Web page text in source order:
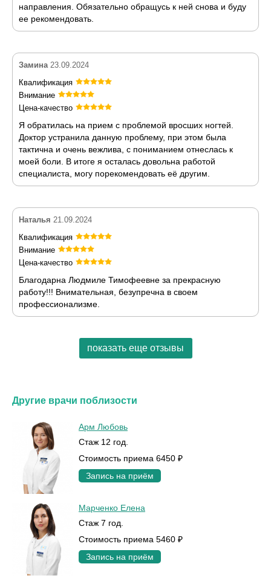
направления. Обязательно обращусь к ней снова и буду
ее рекомендовать.
Замина 23.09.2024
Квалификация
Внимание
Цена-качество
Я обратилась на прием с проблемой вросших ногтей.
Доктор устранила данную проблему, при этом была
тактична и очень вежлива, с пониманием отнеслась к
моей боли. В итоге я осталась довольна работой
специалиста, могу порекомендовать её другим.
Наталья 21.09.2024
Квалификация
Внимание
Цена-качество
Благодарна Людмиле Тимофеевне за прекрасную
работу!!! Внимательная, безупречна в своем
профессионализме.
показать еще отзывы
Другие врачи поблизости
Арм Любовь
Стаж 12 год.
Стоимость приема 6450 ₽
Запись на приём
Марченко Елена
Стаж 7 год.
Стоимость приема 5460 ₽
Запись на приём